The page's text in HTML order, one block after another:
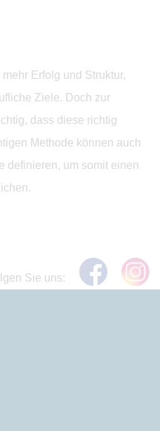
Erfolg und Struktur,
Ziele. Doch zur
dass diese richtig
Methode können auch
definieren, um somit einen
Sie uns: